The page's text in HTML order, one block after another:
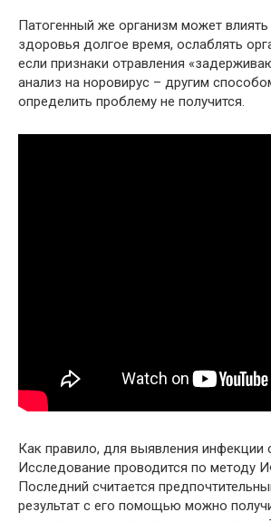
Патогенный же организм может влиять
здоровья долгое время, ослаблять
если признаки отравления
анализ на норовирус – другим
определить проблему не получится.
Как правило, для выявления инфекции
Исследование проводится по методу
Последний считается
результат с его помощью можно